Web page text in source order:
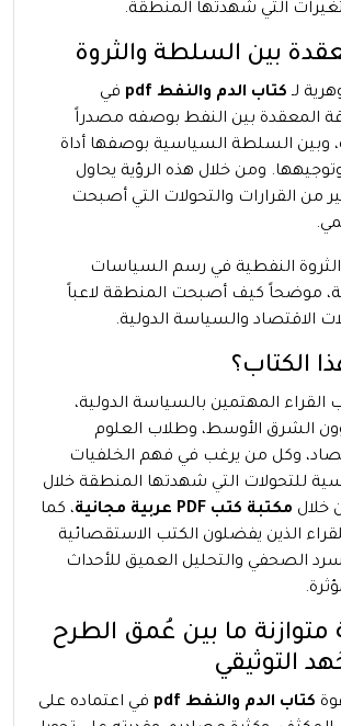
التي شهدتها المنطقة.
بين السلطة والثروة
لـ كتاب الدم والنفط pdf
في
المعقدة بين النفط بوصفه مصدراً
وبين السلطة السياسية بوصفها أداة
وتوجيهها. ومن خلال هذه الرؤية يحاول
من القرارات والتحولات التي أصبحت
الثروة النفطية في رسم السياسات
موضحاً كيف أصبحت المنطقة لاعباً
الاقتصاد والسياسة الدولية.
الكتاب؟
القراء المهتمين بالسياسة الدولية،
الشرق الأوسط، وطلاب العلوم
وكل من يرغب في فهم الخلفيات
للتحولات التي شهدتها المنطقة خلال
خلال مكتبة كتب PDF عربية مجانية
، كما
الذين يفضلون الكتب الاستقصائية
الصحفي والتحليل العميق للأحداث
متوازنة ما بين عُمق الطرح
التوثيقي
كتاب الدم والنفط pdf
في اعتماده على